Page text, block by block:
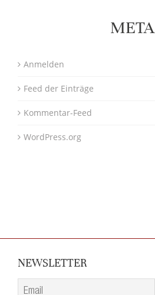
META
Anmelden
Feed der Einträge
Kommentar-Feed
WordPress.org
NEWSLETTER